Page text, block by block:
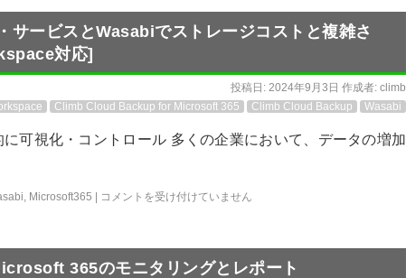
サービスとWasabiでストレージコストと複雑さ
対応]
投稿日: 2024年9月3日 作成者: climb
Climb Cloud Backup for Microsoft 365 Climb Cloud Backup Wasabi
可視化・コントロール 多くの企業において、データの増加
, Microsoft365 | コメントを受け付けていません
365のモニタリングとレポート